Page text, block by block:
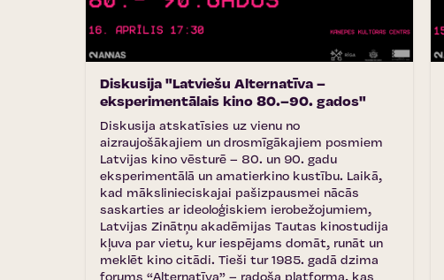
Diskusija "Latviešu Alternatīva –
eksperimentālais kino 80.–90. gados"
Diskusija atskatīsies uz vienu no
aizraujošākajiem un drosmīgākajiem posmiem
Latvijas kino vēsturē – 80. un 90. gadu
eksperimentālā un amatierkino kustību. Laikā,
kad mākslinieciskajai pašizpausmei nācās
saskarties ar ideoloģiskiem ierobežojumiem,
Latvijas Zinātņu akadēmijas Tautas kinostudija
kļuva par vietu, kur iespējams domāt, runāt un
meklēt kino citādi. Tieši tur 1985. gadā dzima